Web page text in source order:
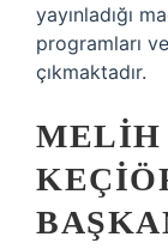
yayınladığı
programları
çıkmaktadır.
MELIH